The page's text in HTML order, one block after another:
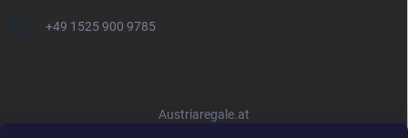
+49 1525 900 9785
Austriaregale.at